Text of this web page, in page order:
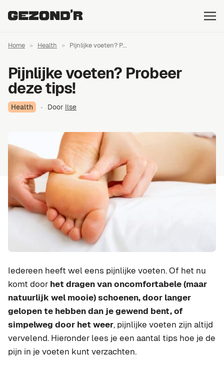
Home » Health » Pijnlijke voeten? P...
Pijnlijke voeten? Probeer
deze tips!
Health · Door Ilse
Iedereen heeft wel eens pijnlijke voeten. Of het nu
komt door het dragen van oncomfortabele (maar
natuurlijk wel mooie) schoenen, door langer
gelopen te hebben dan je gewend bent, of
simpelweg door het weer, pijnlijke voeten zijn altijd
vervelend. Hieronder lees je een aantal tips hoe je de
pijn in je voeten kunt verzachten.